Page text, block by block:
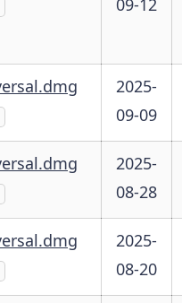
09-12
2025-
09-09
2025-
08-28
2025-
08-20